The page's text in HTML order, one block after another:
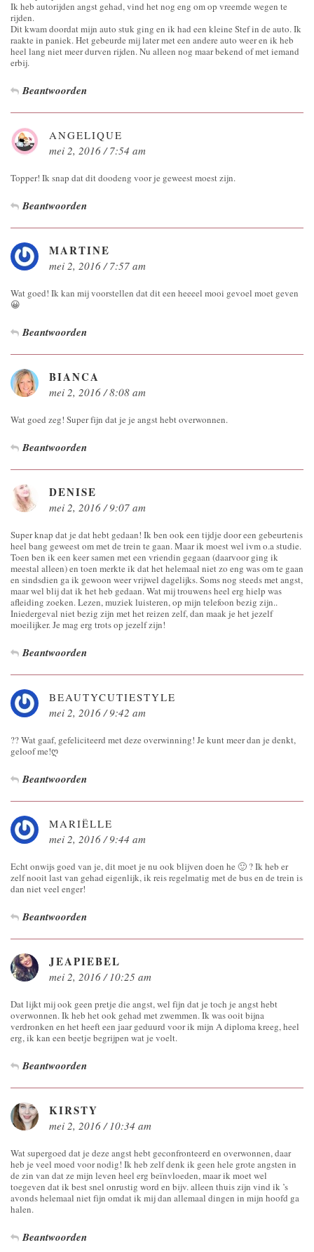
Ik heb autorijden angst gehad, vind het nog eng om op vreemde wegen te
rijden.
Dit kwam doordat mijn auto stuk ging en ik had een kleine Stef in de auto. Ik
raakte in paniek. Het gebeurde mij later met een andere auto weer en ik heb
heel lang niet meer durven rijden. Nu alleen nog maar bekend of met iemand
erbij.
Beantwoorden
ANGELIQUE
mei 2, 2016 / 7:54 am
Topper! Ik snap dat dit doodeng voor je geweest moest zijn.
Beantwoorden
MARTINE
mei 2, 2016 / 7:57 am
Wat goed! Ik kan mij voorstellen dat dit een heeeel mooi gevoel moet geven
😀
Beantwoorden
BIANCA
mei 2, 2016 / 8:08 am
Wat goed zeg! Super fijn dat je je angst hebt overwonnen.
Beantwoorden
DENISE
mei 2, 2016 / 9:07 am
Super knap dat je dat hebt gedaan! Ik ben ook een tijdje door een gebeurtenis
heel bang geweest om met de trein te gaan. Maar ik moest wel ivm o.a studie.
Toen ben ik een keer samen met een vriendin gegaan (daarvoor ging ik
meestal alleen) en toen merkte ik dat het helemaal niet zo eng was om te gaan
en sindsdien ga ik gewoon weer vrijwel dagelijks. Soms nog steeds met angst,
maar wel blij dat ik het heb gedaan. Wat mij trouwens heel erg hielp was
afleiding zoeken. Lezen, muziek luisteren, op mijn telefoon bezig zijn..
Iniedergeval niet bezig zijn met het reizen zelf, dan maak je het jezelf
moeilijker. Je mag erg trots op jezelf zijn!
Beantwoorden
BEAUTYCUTIESTYLE
mei 2, 2016 / 9:42 am
?? Wat gaaf, gefeliciteerd met deze overwinning! Je kunt meer dan je denkt,
geloof me!ღ
Beantwoorden
MARIËLLE
mei 2, 2016 / 9:44 am
Echt onwijs goed van je, dit moet je nu ook blijven doen he 🙂 ? Ik heb er
zelf nooit last van gehad eigenlijk, ik reis regelmatig met de bus en de trein is
dan niet veel enger!
Beantwoorden
JEAPIEBEL
mei 2, 2016 / 10:25 am
Dat lijkt mij ook geen pretje die angst, wel fijn dat je toch je angst hebt
overwonnen. Ik heb het ook gehad met zwemmen. Ik was ooit bijna
verdronken en het heeft een jaar geduurd voor ik mijn A diploma kreeg, heel
erg, ik kan een beetje begrijpen wat je voelt.
Beantwoorden
KIRSTY
mei 2, 2016 / 10:34 am
Wat supergoed dat je deze angst hebt geconfronteerd en overwonnen, daar
heb je veel moed voor nodig! Ik heb zelf denk ik geen hele grote angsten in
de zin van dat ze mijn leven heel erg beïnvloeden, maar ik moet wel
toegeven dat ik best snel onrustig word en bijv. alleen thuis zijn vind ik ’s
avonds helemaal niet fijn omdat ik mij dan allemaal dingen in mijn hoofd ga
halen.
Beantwoorden